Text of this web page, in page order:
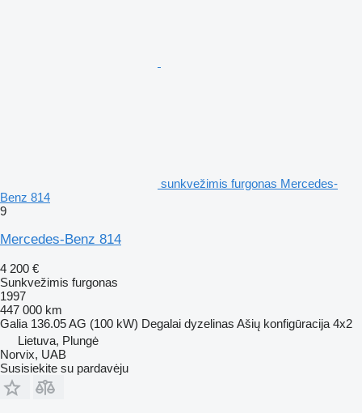
sunkvežimis furgonas Mercedes-
Benz 814
9
Mercedes-Benz 814
4 200 €
Sunkvežimis furgonas
1997
447 000 km
Galia 136.05 AG (100 kW) Degalai dyzelinas Ašių konfigūracija 4x2
Lietuva, Plungė
Norvix, UAB
Susisiekite su pardavėju